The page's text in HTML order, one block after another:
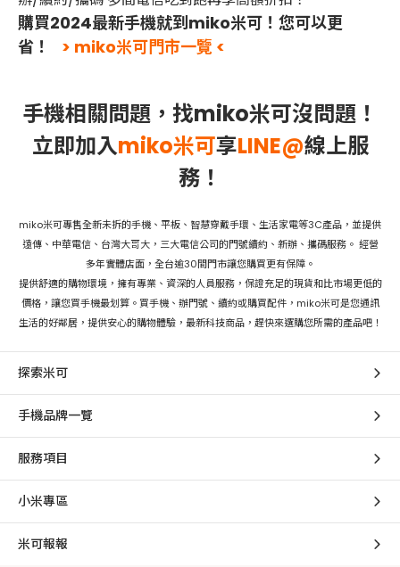
購買2024最新手機就到miko米可！您可以更
省！
> miko米可門市一覽 <
手機相關問題，找miko米可沒問題！
立即加入miko米可享LINE@線上服
務！
miko米可專售全新未拆的手機、平板、智慧穿戴手環、生活家電等3C產品，並提供
遠傳、中華電信、台灣大哥大，三大電信公司的門號續約、新辦、攜碼服務。 經營
多年實體店面，全台逾30間門市讓您購買更有保障。
提供舒適的購物環境，擁有專業、資深的人員服務，保證充足的現貨和比市場更低的
價格，讓您買手機最划算。買手機、辦門號、續約或購買配件，miko米可是您通訊
生活的好鄰居，提供安心的購物體驗，最新科技商品，趕快來選購您所需的產品吧！
探索米可
手機品牌一覽
服務項目
小米專區
米可報報